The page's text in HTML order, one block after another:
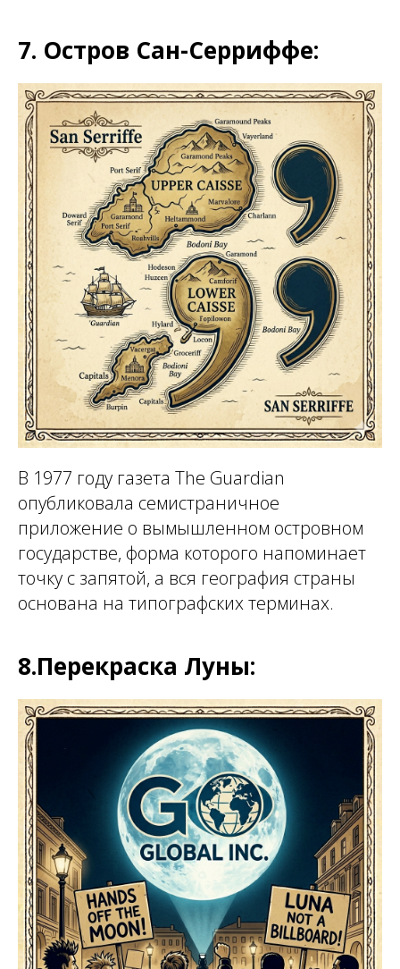
7. Остров Сан-Серриффе:
В 1977 году газета The Guardian
опубликовала семистраничное
приложение о вымышленном островном
государстве, форма которого напоминает
точку с запятой, а вся география страны
основана на типографских терминах.
8.Перекраска Луны: